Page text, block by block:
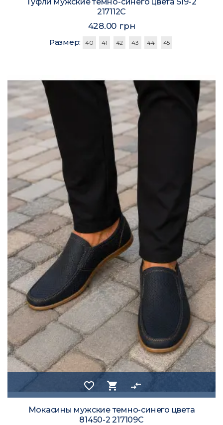
217112C
428.00 грн
Размер: 40 41 42 43 44 45
favorite_border shopping_cart compare_arrows
Мокасины мужские темно-синего цвета
81450-2 217109C